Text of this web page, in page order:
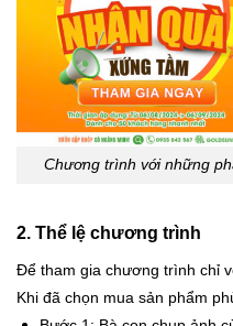
Chương trình với những
2. Thể lệ chương trình
Để tham gia chương trình chỉ
Khi đã chọn mua sản phẩm